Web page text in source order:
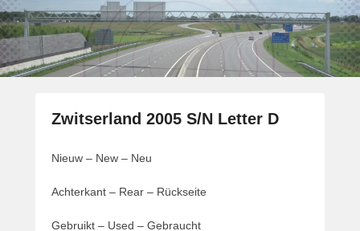
Zwitserland 2005 S/N Letter D
e
l
Nieuw – New – Neu
Achterkant – Rear – Rückseite
Gebruikt – Used – Gebraucht